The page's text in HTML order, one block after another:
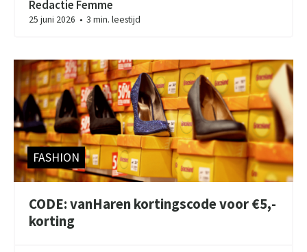
Redactie Femme
25 juni 2026 ● 3 min. leestijd
FASHION
CODE: vanHaren kortingscode voor €5,-
korting